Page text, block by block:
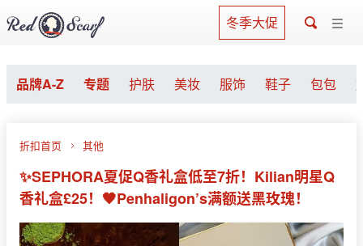
冬季大促
品牌A-Z 专题 护肤 美妆 服饰 鞋子 包包
折扣首页 其他
✨SEPHORA夏促Q香礼盒低至7折！Kilian明星Q
香礼盒£25！🖤Penhaligon’s满额送黑玫瑰！